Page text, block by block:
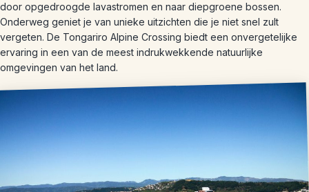
door opgedroogde lavastromen en naar diepgroene bossen.
Onderweg geniet je van unieke uitzichten die je niet snel zult
vergeten. De Tongariro Alpine Crossing biedt een onvergetelijke
ervaring in een van de meest indrukwekkende natuurlijke
omgevingen van het land.